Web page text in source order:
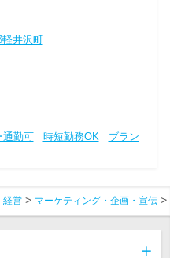
井沢町
通勤可 時短勤務OK
ブラン
経営 マーケティング・企画・宣伝